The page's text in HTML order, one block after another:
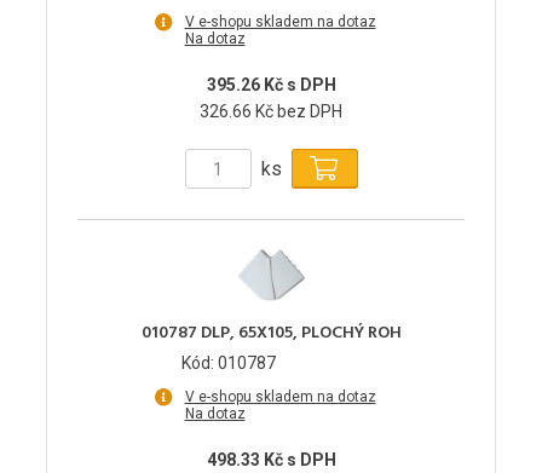
V e-shopu skladem na dotaz
Na dotaz
395.26 Kč s DPH
326.66 Kč bez DPH
ks
010787 DLP, 65X105, PLOCHÝ ROH
Kód: 010787
V e-shopu skladem na dotaz
Na dotaz
498.33 Kč s DPH